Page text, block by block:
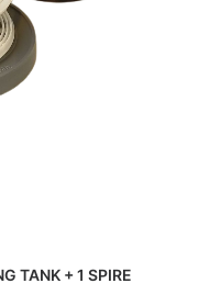
TANK + 1 SPIRE